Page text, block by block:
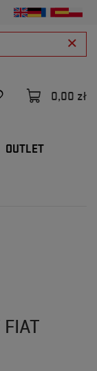
0,00 zł
OUTLET